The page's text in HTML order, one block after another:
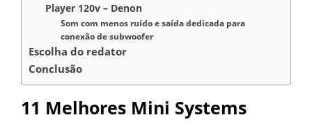
Player 120v – Denon
Som com menos ruído e saída dedicada para
conexão de subwoofer
Escolha do redator
Conclusão
11 Melhores Mini Systems